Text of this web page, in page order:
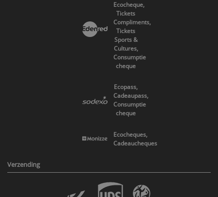
Ecocheque,
Tickets
Compliments,
Tickets
Sports &
Cultures,
Consumptie
cheque
Ecopass,
Cadeaupass,
Consumptie
cheque
Ecocheques,
Cadeaucheques
Verzending